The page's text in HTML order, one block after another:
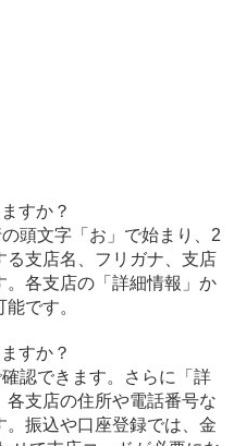
すか？
頭文字「お」で始まり、2
支店名、フリガナ、支店
。各支店の「詳細情報」か
です。
すか？
認できます。さらに「詳
支店の住所や電話番号な
。振込や口座登録では、金